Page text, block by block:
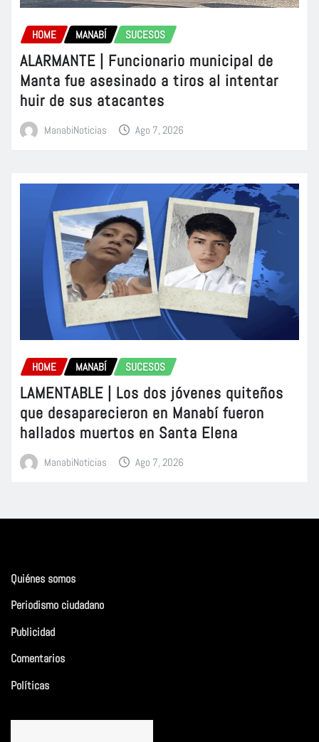
HOME MANABÍ SUCESOS
ALARMANTE | Funcionario municipal de
Manta fue asesinado a tiros al intentar
huir de sus atacantes
ManabiNoticias Ago 7, 2026
HOME MANABÍ SUCESOS
LAMENTABLE | Los dos jóvenes quiteños
que desaparecieron en Manabí fueron
hallados muertos en Santa Elena
ManabiNoticias Ago 7, 2026
Quiénes somos
Periodismo ciudadano
Publicidad
Comentarios
Políticas